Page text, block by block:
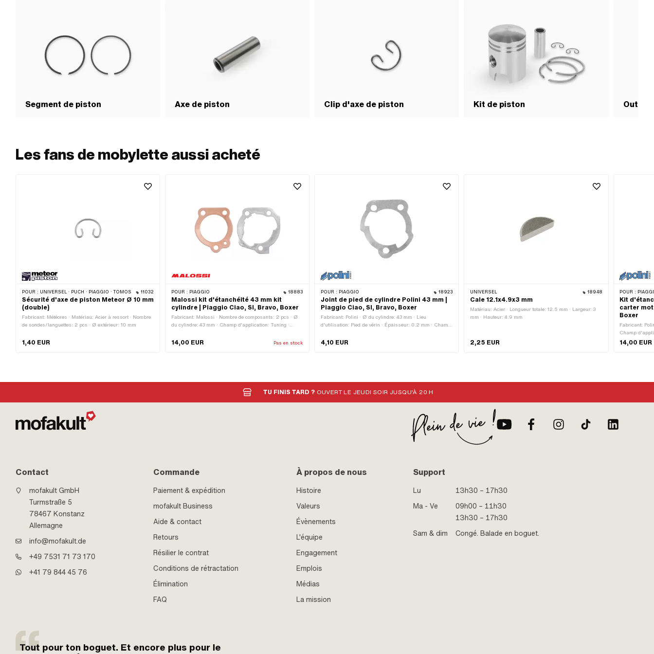
Segment de piston Axe de piston Clip d'axe de piston Kit de piston Outils
Les fans de mobylette aussi acheté
POUR : UNIVERSEL · PUCH · PIAGGIO · TOMOS 11032
Sécurité d'axe de piston Meteor Ø 10 mm
(double)
Fabricant: Météores · Matériau: Acier à ressort · Nombre
de sondes/languettes: 2 pcs · Ø extérieur: 10 mm
1,40 EUR
POUR : PIAGGIO 18883
Malossi kit d'étanchéité 43 mm kit
cylindre | Piaggio Ciao, SI, Bravo, Boxer
Fabricant: Malossi · Nombre de composants: 2 pcs · Ø
du cylindre: 43 mm · Champ d'application: Tuning ·
14,00 EUR Pas en stock
POUR : PIAGGIO 18923
Joint de pied de cylindre Polini 43 mm |
Piaggio Ciao, SI, Bravo, Boxer
Fabricant: Polini · Ø du cylindre: 43 mm · Lieu
d'utilisation: Pied de vérin · Épaisseur: 0.2 mm · Champ
4,10 EUR
UNIVERSEL 18948
Cale 12.1x4.9x3 mm
Matériau: Acier · Longueur totale: 12.5 mm · Largeur: 3
mm · Hauteur: 4.9 mm
2,25 EUR
POUR :
Kit
carter
Boxer
Fabricant:
Champ
14,00 EUR
TU FINIS TARD ? OUVERT LE JEUDI SOIR JUSQU'À 20 H
Contact
mofakult GmbH
Turmstraße 5
78467 Konstanz
Allemagne
info@mofakult.de
+49 7531 71 73 170
+41 79 844 45 76
Commande
Paiement & expédition
mofakult Business
Aide & contact
Retours
Résilier le contrat
Conditions de rétractation
Élimination
FAQ
À propos de nous
Histoire
Valeurs
Évènements
L'équipe
Engagement
Emplois
Médias
La mission
Support
Lu
13h30 – 17h30
Ma - Ve
09h00 – 11h30
13h30 – 17h30
Sam & dim
Congé. Balade en boguet.
Tout pour ton boguet. Et encore plus pour le